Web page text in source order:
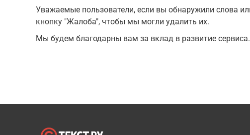
Уважаемые пользователи, если вы обнаружили слова
кнопку "Жалоба", чтобы мы могли удалить их.
Мы будем благодарны вам за вклад в развитие сервиса.